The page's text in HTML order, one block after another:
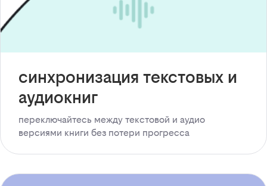
синхронизация текстовых и
аудиокниг
переключайтесь между текстовой и аудио
версиями книги без потери прогресса